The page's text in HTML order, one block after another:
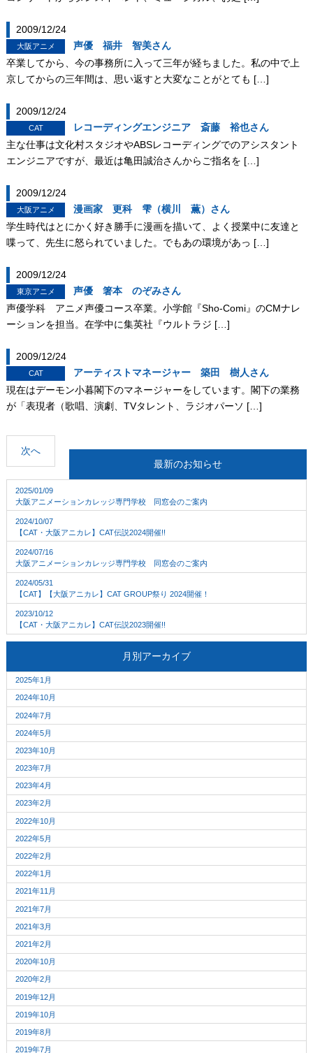
2009/12/24
大阪アニメ
声優 福井 智美さん
卒業してから、今の事務所に入って三年が経ちました。私の中で上
京してからの三年間は、思い返すと大変なことがとても […]
2009/12/24
CAT
レコーディングエンジニア 斎藤 裕也さん
主な仕事は文化村スタジオやABSレコーディングでのアシスタント
エンジニアですが、最近は亀田誠治さんからご指名を […]
2009/12/24
大阪アニメ
漫画家 更科 雫（横川 薫）さん
学生時代はとにかく好き勝手に漫画を描いて、よく授業中に友達と
喋って、先生に怒られていました。でもあの環境があっ […]
2009/12/24
東京アニメ
声優 箸本 のぞみさん
声優学科 アニメ声優コース卒業。小学館『Sho-Comi』のCMナレ
ーションを担当。在学中に集英社『ウルトラジ […]
2009/12/24
CAT
アーティストマネージャー 築田 樹人さん
現在はデーモン小暮閣下のマネージャーをしています。閣下の業務
が「表現者（歌唱、演劇、TVタレント、ラジオパーソ […]
次へ
最新のお知らせ
2025/01/09
大阪アニメーションカレッジ専門学校 同窓会のご案内
2024/10/07
【CAT・大阪アニカレ】CAT伝説2024開催!!
2024/07/16
大阪アニメーションカレッジ専門学校 同窓会のご案内
2024/05/31
【CAT】【大阪アニカレ】CAT GROUP祭り 2024開催！
2023/10/12
【CAT・大阪アニカレ】CAT伝説2023開催!!
月別アーカイブ
2025年1月
2024年10月
2024年7月
2024年5月
2023年10月
2023年7月
2023年4月
2023年2月
2022年10月
2022年5月
2022年2月
2022年1月
2021年11月
2021年7月
2021年3月
2021年2月
2020年10月
2020年2月
2019年12月
2019年10月
2019年8月
2019年7月